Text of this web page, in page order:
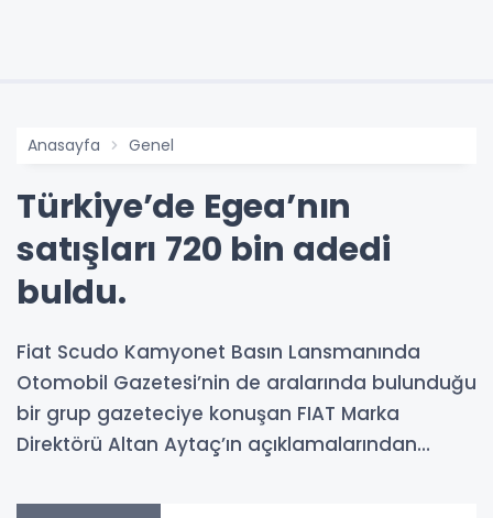
Anasayfa Genel
Türkiye’de Egea’nın
satışları 720 bin adedi
buldu.
Fiat Scudo Kamyonet Basın Lansmanında
Otomobil Gazetesi’nin de aralarında bulunduğu
bir grup gazeteciye konuşan FIAT Marka
Direktörü Altan Aytaç’ın açıklamalarından…